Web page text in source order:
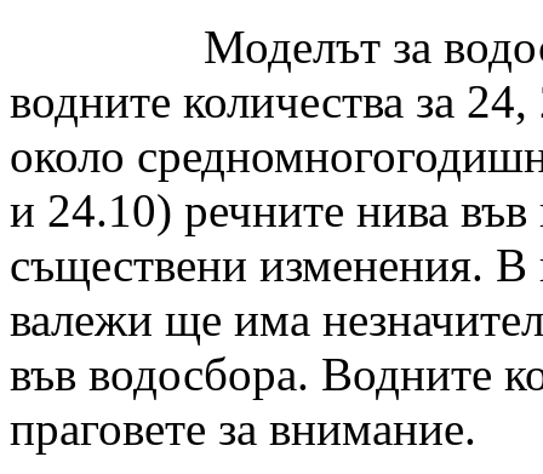
Моделът за
водните количества за
около
и 24.10) речните нива
съществени изменения. В
валежи ще има
във водосбора. Водните
праговете за внимание.